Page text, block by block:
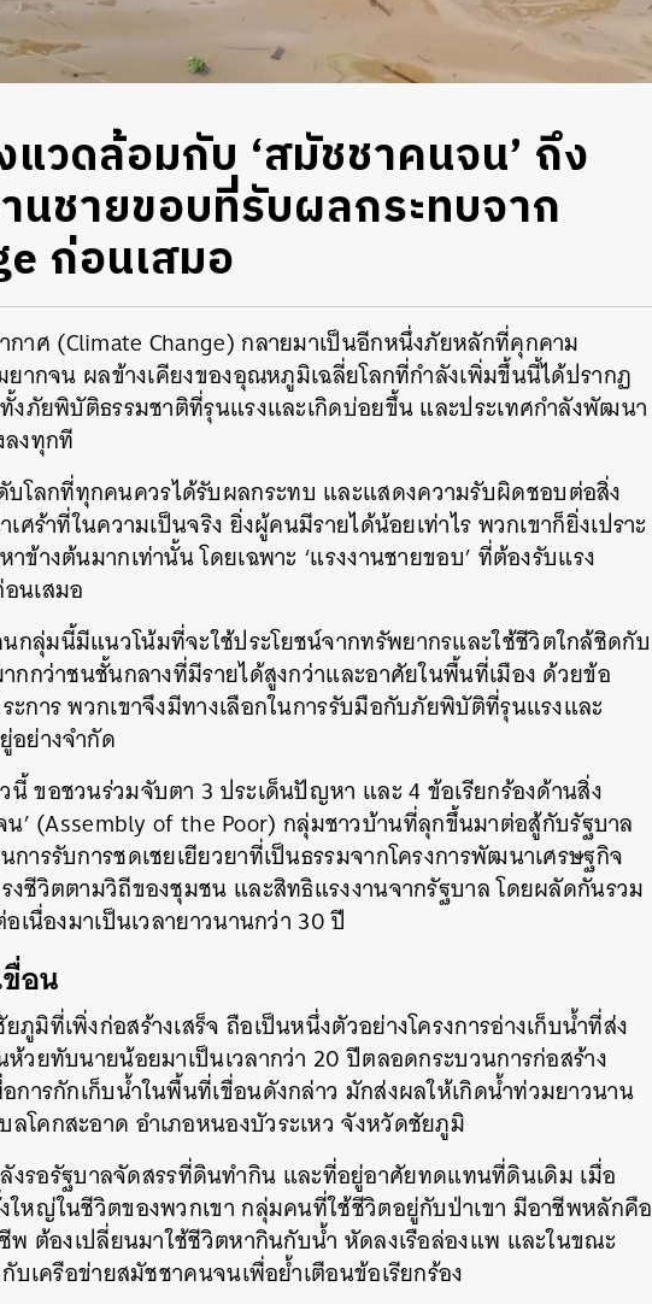
วดล้อมกับ ‘สมัชชาคนจน’ ถึง
นชายขอบที่รับผลกระทบจาก
ก่อนเสมอ
าศ (Climate Change) กลายมาเป็นอีกหนึ่งภัยหลักที่คุกคาม
ยากจน ผลข้างเคียงของอุณหภูมิเฉลี่ยโลกที่กำลังเพิ่มขึ้นนี้ได้ปรากฏ
งภัยพิบัติธรรมชาติที่รุนแรงและเกิดบ่อยขึ้น และประเทศกำลังพัฒนา
ลงทุกที
โลกที่ทุกคนควรได้รับผลกระทบ และแสดงความรับผิดชอบต่อสิ่ง
ร้าที่ในความเป็นจริง ยิ่งผู้คนมีรายได้น้อยเท่าไร พวกเขาก็ยิ่งเปราะ
างต้นมากเท่านั้น โดยเฉพาะ ‘แรงงานชายขอบ’ ที่ต้องรับแรง
นเสมอ
กลุ่มนี้มีแนวโน้มที่จะใช้ประโยชน์จากทรัพยากรและใช้ชีวิตใกล้ชิดกับ
กว่าชนชั้นกลางที่มีรายได้สูงกว่าและอาศัยในพื้นที่เมือง ด้วยข้อ
การ พวกเขาจึงมีทางเลือกในการรับมือกับภัยพิบัติที่รุนแรงและ
ย่างจำกัด
ขอชวนร่วมจับตา 3 ประเด็นปัญหา และ 4 ข้อเรียกร้องด้านสิ่ง
’ (Assembly of the Poor) กลุ่มชาวบ้านที่ลุกขึ้นมาต่อสู้กับรัฐบาล
ารรับการชดเชยเยียวยาที่เป็นธรรมจากโครงการพัฒนาเศรษฐกิจ
งชีวิตตามวิถีของชุมชน และสิทธิแรงงานจากรัฐบาล โดยผลัดกันรวม
นื่องมาเป็นเวลายาวนานกว่า 30 ปี
อน
ภูมิที่เพิ่งก่อสร้างเสร็จ ถือเป็นหนึ่งตัวอย่างโครงการอ่างเก็บน้ำที่ส่ง
วยทับนายน้อยมาเป็นเวลากว่า 20 ปีตลอดกระบวนการก่อสร้าง
การกักเก็บน้ำในพื้นที่เขื่อนดังกล่าว มักส่งผลให้เกิดน้ำท่วมยาวนาน
คกสะอาด อำเภอหนองบัวระเหว จังหวัดชัยภูมิ
รอรัฐบาลจัดสรรที่ดินทำกิน และที่อยู่อาศัยทดแทนที่ดินเดิม เมื่อ
หญ่ในชีวิตของพวกเขา กลุ่มคนที่ใช้ชีวิตอยู่กับป่าเขา มีอาชีพหลักคือ
พ ต้องเปลี่ยนมาใช้ชีวิตหากินกับน้ำ หัดลงเรือล่องแพ และในขณะ
บเครือข่ายสมัชชาคนจนเพื่อย้ำเตือนข้อเรียกร้อง